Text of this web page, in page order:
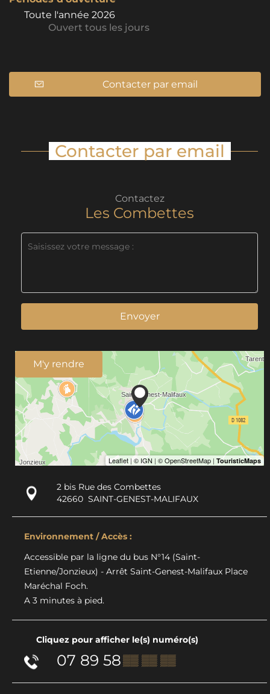
Toute l'année 2026
Ouvert tous les jours
Contacter par email
Contacter par email
Contactez
Les Combettes
Envoyer
M'y rendre
2 bis Rue des Combettes
42660 SAINT-GENEST-MALIFAUX
Environnement / Accès :
Accessible par la ligne du bus N°14 (Saint-
Etienne/Jonzieux) - Arrêt Saint-Genest-Malifaux Place
Maréchal Foch.
A 3 minutes à pied.
Cliquez pour afficher le(s) numéro(s)
07 89 58▒▒ ▒▒ ▒▒